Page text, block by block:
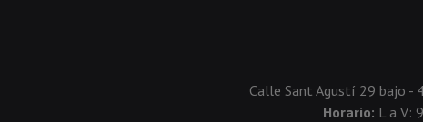
Calle Sant Agustí 29 bajo -
Horario: L a V: